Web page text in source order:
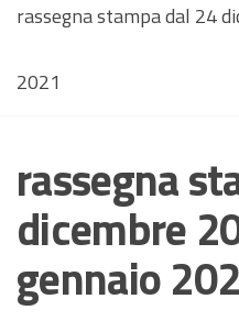
rassegna stampa dal 24
2021
rassegna
dicembre
gennaio